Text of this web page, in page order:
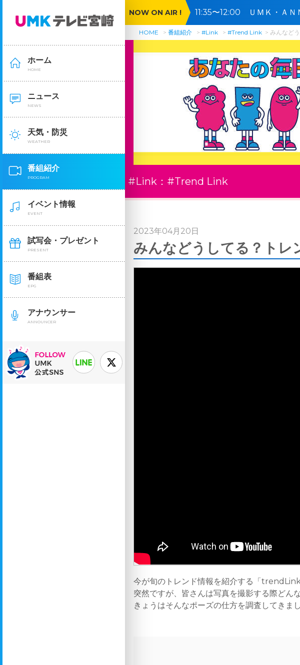
ホーム
HOME
ニュース
NEWS
天気・防災
WEATHER
番組紹介
PROGRAM
イベント情報
EVENT
試写会・プレゼント
PRESENT
番組表
EPG
アナウンサー
ANNOUNCER
NOW ON AIR ! 11:35〜12:00 ＵＭＫ・Ａ
HOME 番組紹介 #Link #Trend Link みんなど
#Link： #Trend Link
2023年04月20日
みんなどうしてる？トレ
今が旬のトレンド情報を紹介する「trendLink
突然ですが、皆さんは写真を撮影する際どん
きょうはそんなポーズの仕方を調査してきまし